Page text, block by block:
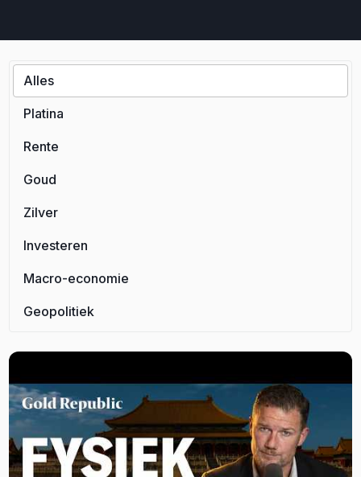
Alles
Platina
Rente
Goud
Zilver
Investeren
Macro-economie
Geopolitiek